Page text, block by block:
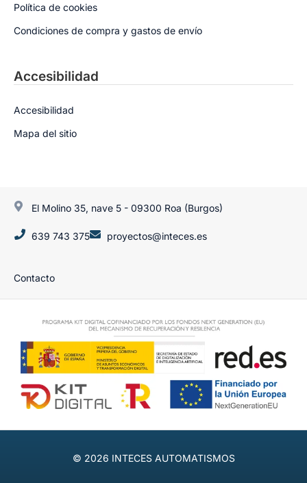
Política de cookies
Condiciones de compra y gastos de envío
Accesibilidad
Accesibilidad
Mapa del sitio
El Molino 35, nave 5 - 09300 Roa (Burgos)
639 743 375 proyectos@inteces.es
Contacto
© 2026 INTECES AUTOMATISMOS